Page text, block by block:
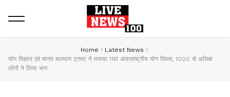
Home
Latest News
योग विज्ञान एवं मानव कल्याण ट्रस्ट ने मनाया 11वां अंतरराष्ट्रीय योग दिवस, 1000 से अधिक
लोगों ने लिया भाग